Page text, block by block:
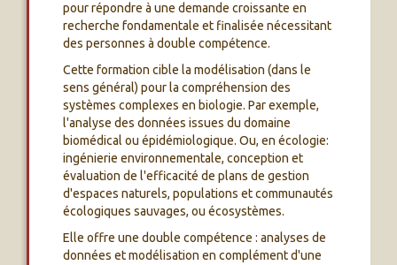
pour répondre à une demande croissante en
recherche fondamentale et finalisée nécessitant
des personnes à double compétence.
Cette formation cible la modélisation (dans le
sens général) pour la compréhension des
systèmes complexes en biologie. Par exemple,
l'analyse des données issues du domaine
biomédical ou épidémiologique. Ou, en écologie:
ingénierie environnementale, conception et
évaluation de l'efficacité de plans de gestion
d'espaces naturels, populations et communautés
écologiques sauvages, ou écosystèmes.
Elle offre une double compétence : analyses de
données et modélisation en complément d'une